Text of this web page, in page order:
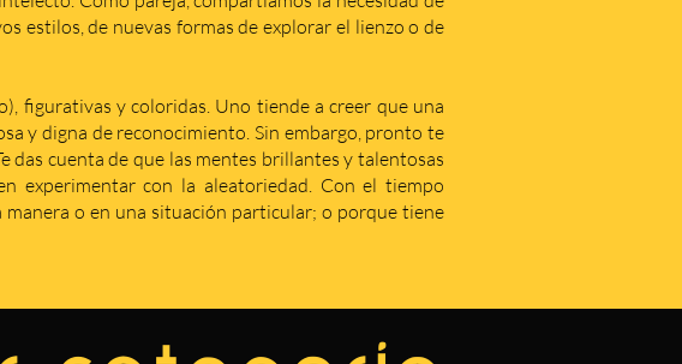
estilos, de nuevas formas de explorar el lienzo o de
figurativas y coloridas. Uno tiende a creer que una
y digna de reconocimiento. Sin embargo, pronto te
das cuenta de que las mentes brillantes y talentosas
experimentar con la aleatoriedad. Con el tiempo
o en una situación particular; o porque tiene